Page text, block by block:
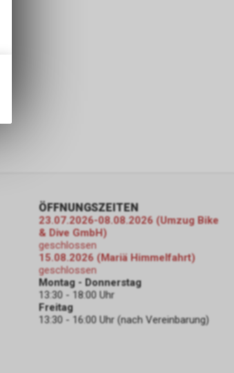
ÖFFNUNGSZEITEN
23.07.2026-08.08.2026 (Umzug Bike
& Dive GmbH)
geschlossen
15.08.2026 (Mariä Himmelfahrt)
geschlossen
Montag - Donnerstag
13:30 - 18:00 Uhr
Freitag
13:30 - 16:00 Uhr (nach Vereinbarung)